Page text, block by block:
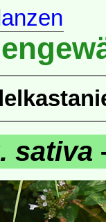
sativa